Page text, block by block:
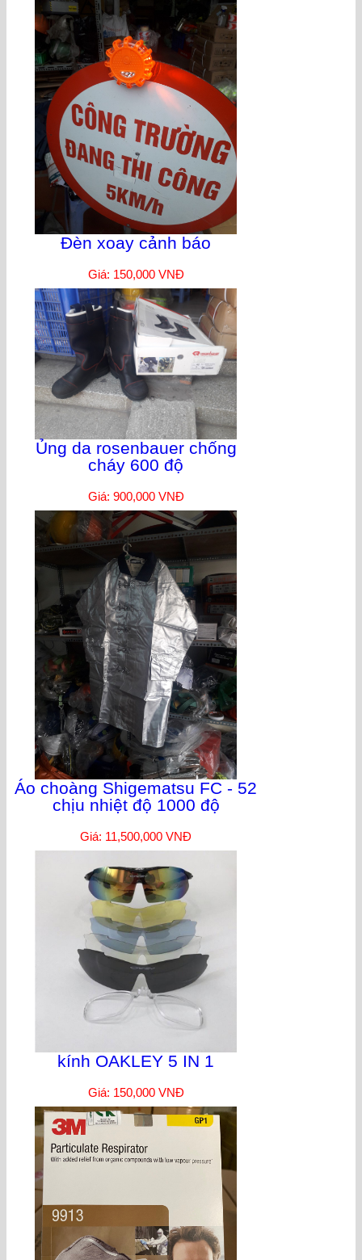
Đèn xoay cảnh báo
Giá: 150,000 VNĐ
Ủng da rosenbauer chống
cháy 600 độ
Giá: 900,000 VNĐ
Áo choàng Shigematsu FC - 52
chịu nhiệt độ 1000 độ
Giá: 11,500,000 VNĐ
kính OAKLEY 5 IN 1
Giá: 150,000 VNĐ